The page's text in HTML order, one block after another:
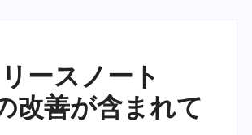
ースノート
改善が含まれて